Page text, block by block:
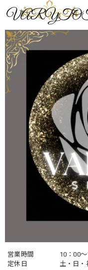
営業時間
10：00
定休日
土・日・